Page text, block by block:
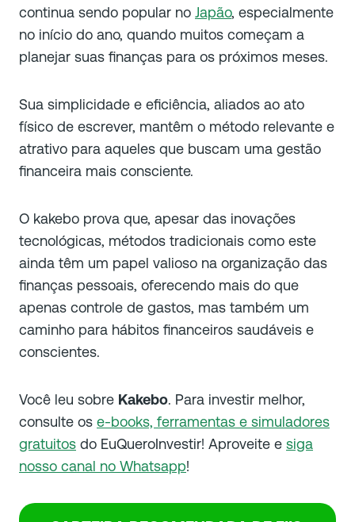
continua sendo popular no Japão, especialmente
no início do ano, quando muitos começam a
planejar suas finanças para os próximos meses.
Sua simplicidade e eficiência, aliados ao ato
físico de escrever, mantêm o método relevante e
atrativo para aqueles que buscam uma gestão
financeira mais consciente.
O kakebo prova que, apesar das inovações
tecnológicas, métodos tradicionais como este
ainda têm um papel valioso na organização das
finanças pessoais, oferecendo mais do que
apenas controle de gastos, mas também um
caminho para hábitos financeiros saudáveis e
conscientes.
Você leu sobre Kakebo. Para investir melhor,
consulte os e-books, ferramentas e simuladores
gratuitos do EuQueroInvestir! Aproveite e siga
nosso canal no Whatsapp!